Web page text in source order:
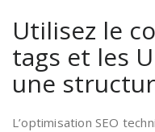
Utilisez le
tags et les
une
L’optimisation SEO